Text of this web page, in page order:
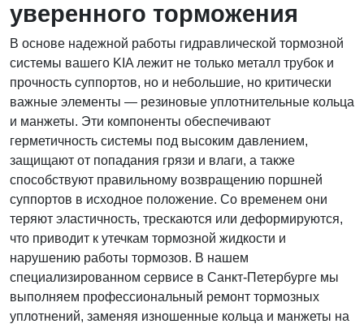
уверенного торможения
В основе надежной работы гидравлической тормозной
системы вашего KIA лежит не только металл трубок и
прочность суппортов, но и небольшие, но критически
важные элементы — резиновые уплотнительные кольца
и манжеты. Эти компоненты обеспечивают
герметичность системы под высоким давлением,
защищают от попадания грязи и влаги, а также
способствуют правильному возвращению поршней
суппортов в исходное положение. Со временем они
теряют эластичность, трескаются или деформируются,
что приводит к утечкам тормозной жидкости и
нарушению работы тормозов. В нашем
специализированном сервисе в Санкт-Петербурге мы
выполняем профессиональный ремонт тормозных
уплотнений, заменяя изношенные кольца и манжеты на